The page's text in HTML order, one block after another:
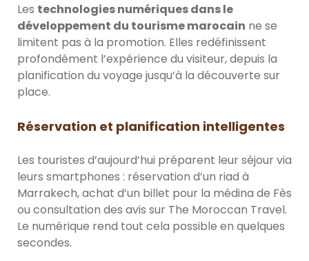
Les technologies numériques dans le
développement du tourisme marocain ne se
limitent pas à la promotion. Elles redéfinissent
profondément l’expérience du visiteur, depuis la
planification du voyage jusqu’à la découverte sur
place.
Réservation et planification intelligentes
Les touristes d’aujourd’hui préparent leur séjour via
leurs smartphones : réservation d’un riad à
Marrakech, achat d’un billet pour la médina de Fès
ou consultation des avis sur The Moroccan Travel.
Le numérique rend tout cela possible en quelques
secondes.